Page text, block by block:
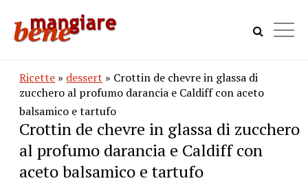
Ricette » dessert » Crottin de chevre in glassa di
zucchero al profumo darancia e Caldiff con aceto
balsamico e tartufo
Crottin de chevre in glassa di zucchero
al profumo darancia e Caldiff con
aceto balsamico e tartufo